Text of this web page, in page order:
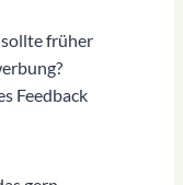
früher
Feedback